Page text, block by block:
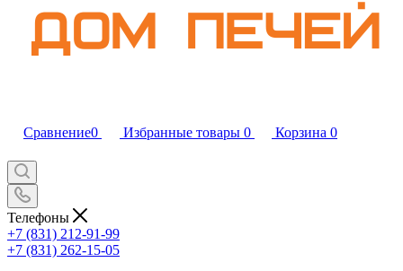
Сравнение0 Избранные товары 0 Корзина 0
Телефоны
+7 (831) 212-91-99
+7 (831) 262-15-05